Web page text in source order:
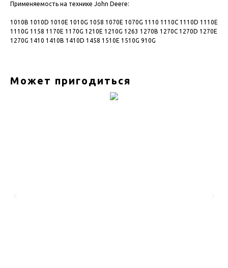
Применяемость на технике John Deere:
1010B 1010D 1010E 1010G 1058 1070E 1070G 1110 1110C 1110D 1110E
1110G 1158 1170E 1170G 1210E 1210G 1263 1270B 1270C 1270D 1270E
1270G 1410 1410B 1410D 1458 1510E 1510G 910G
Может пригодиться